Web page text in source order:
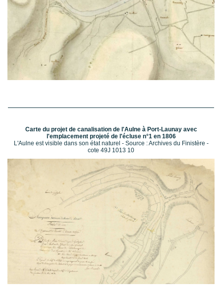
Carte du projet de canalisation de l'Aulne à Port-Launay avec
l'emplacement projeté de l'écluse n°1 en 1806
L'Aulne est visible dans son état naturel - Source : Archives du Finistère -
cote 49J 1013 10